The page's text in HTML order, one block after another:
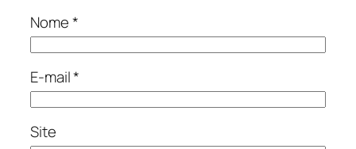
Nome*
E-mail*
Site